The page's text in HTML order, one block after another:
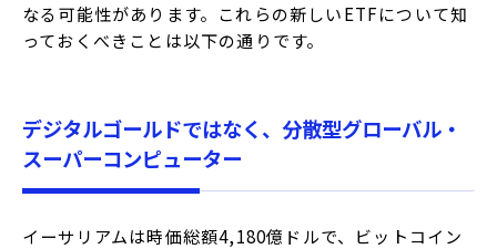
なる可能性があります。これらの新しいETFについて知
っておくべきことは以下の通りです。
デジタルゴールドではなく、分散型グローバル・
スーパーコンピューター
イーサリアムは時価総額4,180億ドルで、ビットコイン